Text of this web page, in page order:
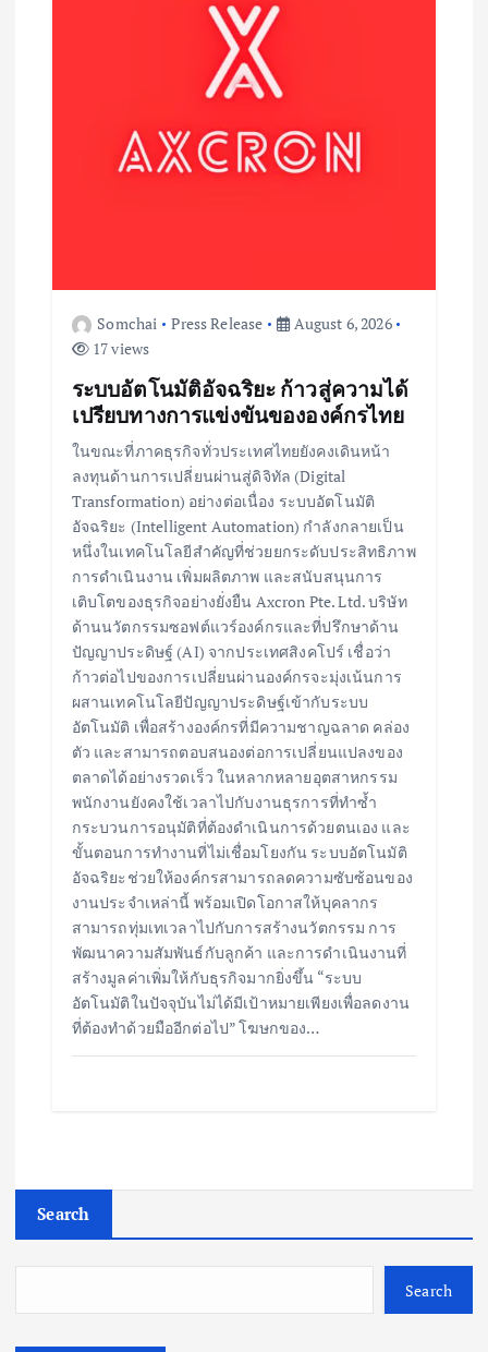
Somchai Press Release
August 6, 2026
17 views
ระบบอัตโนมัติอัจฉริยะ ก้าวสู่ความได้
เปรียบทางการแข่งขันขององค์กรไทย
ในขณะที่ภาคธุรกิจทั่วประเทศไทยยังคงเดินหน้า
ลงทุนด้านการเปลี่ยนผ่านสู่ดิจิทัล (Digital
Transformation) อย่างต่อเนื่อง ระบบอัตโนมัติ
อัจฉริยะ (Intelligent Automation) กำลังกลายเป็น
หนึ่งในเทคโนโลยีสำคัญที่ช่วยยกระดับประสิทธิภาพ
การดำเนินงาน เพิ่มผลิตภาพ และสนับสนุนการ
เติบโตของธุรกิจอย่างยั่งยืน Axcron Pte. Ltd. บริษัท
ด้านนวัตกรรมซอฟต์แวร์องค์กรและที่ปรึกษาด้าน
ปัญญาประดิษฐ์ (AI) จากประเทศสิงคโปร์ เชื่อว่า
ก้าวต่อไปของการเปลี่ยนผ่านองค์กรจะมุ่งเน้นการ
ผสานเทคโนโลยีปัญญาประดิษฐ์เข้ากับระบบ
อัตโนมัติ เพื่อสร้างองค์กรที่มีความชาญฉลาด คล่อง
ตัว และสามารถตอบสนองต่อการเปลี่ยนแปลงของ
ตลาดได้อย่างรวดเร็ว ในหลากหลายอุตสาหกรรม
พนักงานยังคงใช้เวลาไปกับงานธุรการที่ทำซ้ำ
กระบวนการอนุมัติที่ต้องดำเนินการด้วยตนเอง และ
ขั้นตอนการทำงานที่ไม่เชื่อมโยงกัน ระบบอัตโนมัติ
อัจฉริยะช่วยให้องค์กรสามารถลดความซับซ้อนของ
งานประจำเหล่านี้ พร้อมเปิดโอกาสให้บุคลากร
สามารถทุ่มเทเวลาไปกับการสร้างนวัตกรรม การ
พัฒนาความสัมพันธ์กับลูกค้า และการดำเนินงานที่
สร้างมูลค่าเพิ่มให้กับธุรกิจมากยิ่งขึ้น “ระบบ
อัตโนมัติในปัจจุบันไม่ได้มีเป้าหมายเพียงเพื่อลดงาน
ที่ต้องทำด้วยมืออีกต่อไป” โฆษกของ…
Search
Search